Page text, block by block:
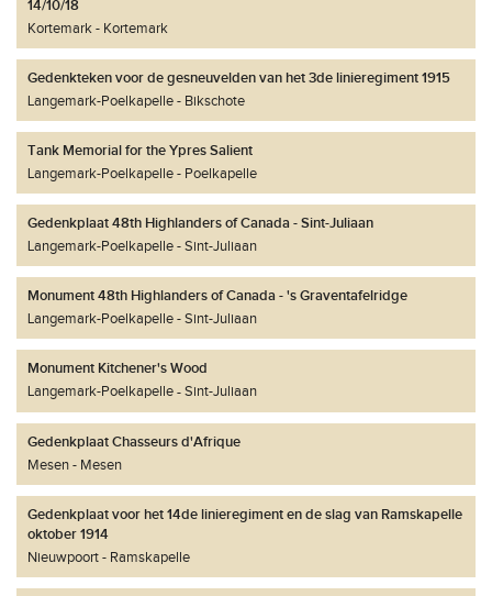
14/10/18
Kortemark
Kortemark
Gedenkteken voor de gesneuvelden van het 3de linieregiment 1915
Langemark-Poelkapelle
Bikschote
Tank Memorial for the Ypres Salient
Langemark-Poelkapelle
Poelkapelle
Gedenkplaat 48th Highlanders of Canada - Sint-Juliaan
Langemark-Poelkapelle
Sint-Juliaan
Monument 48th Highlanders of Canada - 's Graventafelridge
Langemark-Poelkapelle
Sint-Juliaan
Monument Kitchener's Wood
Langemark-Poelkapelle
Sint-Juliaan
Gedenkplaat Chasseurs d'Afrique
Mesen
Mesen
Gedenkplaat voor het 14de linieregiment en de slag van Ramskapelle
oktober 1914
Nieuwpoort
Ramskapelle